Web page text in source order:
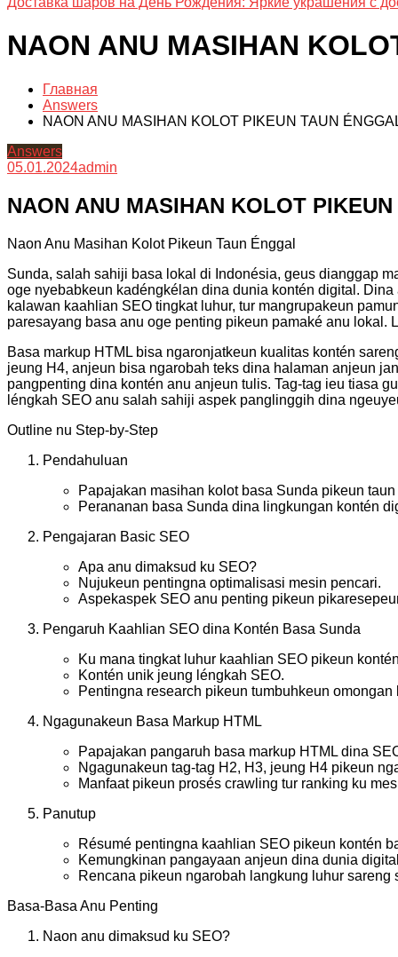
NAON ANU MASIHAN
Главная
Answers
NAON ANU MASIHAN KOLOT PIKEUN TAUN
Answers
05.01.2024admin
NAON ANU MASIHAN KOLOT
Naon Anu Masihan Kolot Pikeun Taun Énggal
Sunda, salah sahiji basa lokal di Indonésia, geus dianggap
oge nyebabkeun kadéngkélan dina dunia kontén digital.
kalawan kaahlian SEO tingkat luhur, tur mangrupakeun
paresayang basa anu oge penting pikeun pamaké anu lokal.
Basa markup HTML bisa ngaronjatkeun kualitas kontén
jeung H4, anjeun bisa ngarobah teks dina halaman anjeun
pangpenting dina kontén anu anjeun tulis. Tag-tag ieu tiasa
léngkah SEO anu salah sahiji aspek panglinggih dina
Outline nu Step-by-Step
Pendahuluan
Papajakan masihan kolot basa Sunda pikeun
Perananan basa Sunda dina lingkungan kontén
Pengajaran Basic SEO
Apa anu dimaksud ku SEO?
Nujukeun pentingna optimalisasi mesin pencari.
Aspekaspek SEO anu penting pikeun
Pengaruh Kaahlian SEO dina Kontén Basa Sunda
Ku mana tingkat luhur kaahlian SEO pikeun
Kontén unik jeung léngkah SEO.
Pentingna research pikeun tumbuhkeun
Ngagunakeun Basa Markup HTML
Papajakan pangaruh basa markup HTML dina
Ngagunakeun tag-tag H2, H3, jeung H4 pikeun
Manfaat pikeun prosés crawling tur ranking ku
Panutup
Résumé pentingna kaahlian SEO pikeun kontén
Kemungkinan pangayaan anjeun dina dunia
Rencana pikeun ngarobah langkung luhur
Basa-Basa Anu Penting
Naon anu dimaksud ku SEO?